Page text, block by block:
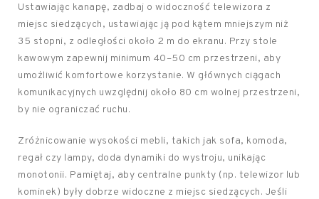
Ustawiając kanapę, zadbaj o widoczność telewizora z
miejsc siedzących, ustawiając ją pod kątem mniejszym niż
35 stopni, z odległości około 2 m do ekranu. Przy stole
kawowym zapewnij minimum 40–50 cm przestrzeni, aby
umożliwić komfortowe korzystanie. W głównych ciągach
komunikacyjnych uwzględnij około 80 cm wolnej przestrzeni,
by nie ograniczać ruchu.
Zróżnicowanie wysokości mebli, takich jak sofa, komoda,
regał czy lampy, doda dynamiki do wystroju, unikając
monotonii. Pamiętaj, aby centralne punkty (np. telewizor lub
kominek) były dobrze widoczne z miejsc siedzących. Jeśli